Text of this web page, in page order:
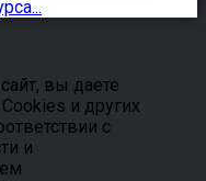
вы даете
и других
с
и